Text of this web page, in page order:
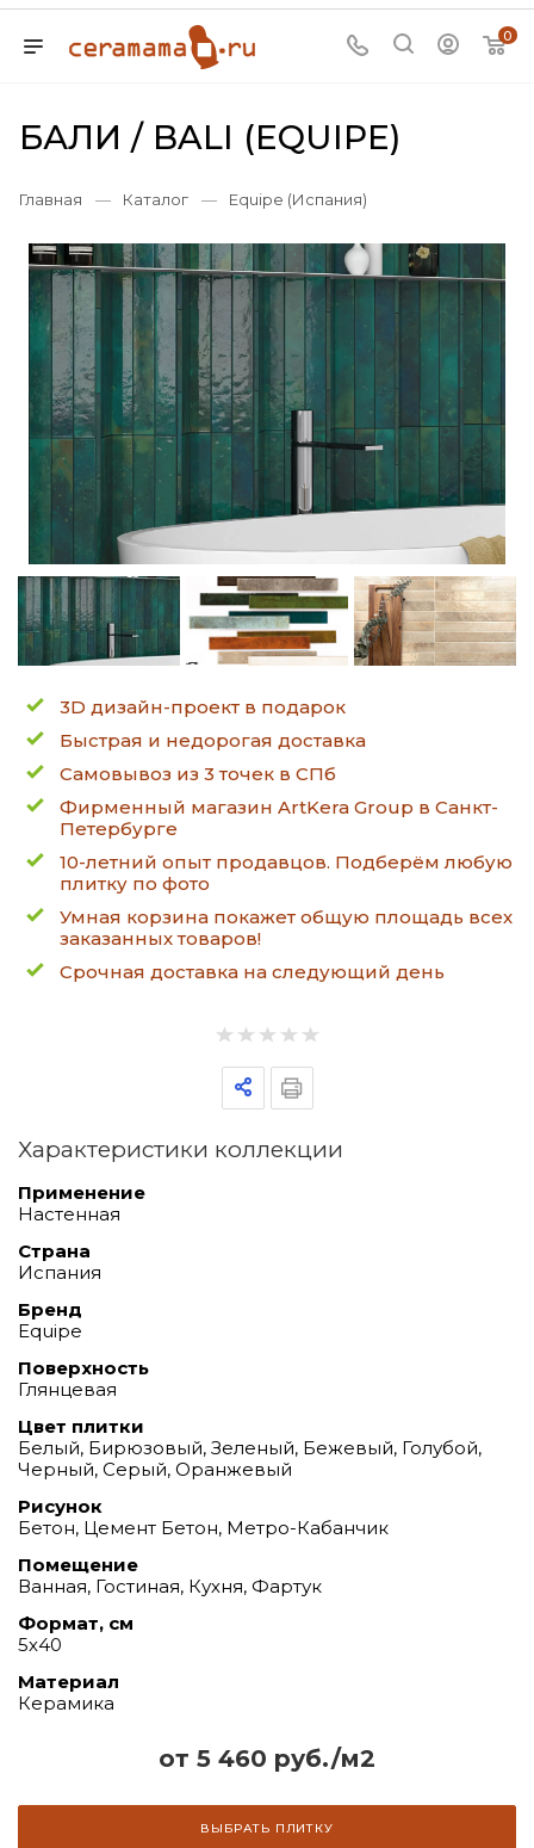
0
БАЛИ / BALI (EQUIPE)
Главная — Каталог — Equipe (Испания)
3D дизайн-проект в подарок
Быстрая и недорогая доставка
Самовывоз из 3 точек в СПб
Фирменный магазин ArtKera Group в Санкт-
Петербурге
10-летний опыт продавцов. Подберём любую
плитку по фото
Умная корзина покажет общую площадь всех
заказанных товаров!
Срочная доставка на следующий день
от 5 460 руб./м2
ВЫБРАТЬ ПЛИТКУ
Характеристики коллекции
Применение
Настенная
Страна
Испания
Бренд
Equipe
Поверхность
Глянцевая
Цвет плитки
Белый, Бирюзовый, Зеленый, Бежевый, Голубой,
Черный, Серый, Оранжевый
Рисунок
Бетон, Цемент Бетон, Метро-Кабанчик
Помещение
Ванная, Гостиная, Кухня, Фартук
Формат, см
5х40
Материал
Керамика